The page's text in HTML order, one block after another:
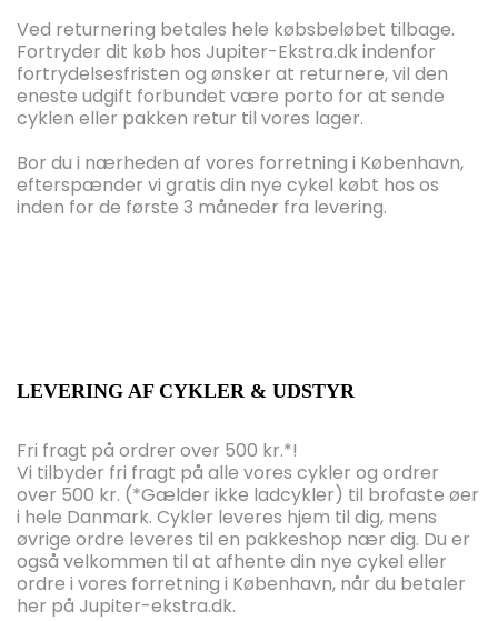
Ved returnering betales hele købsbeløbet tilbage.
Fortryder dit køb hos Jupiter-Ekstra.dk indenfor
fortrydelsesfristen og ønsker at returnere, vil den
eneste udgift forbundet være porto for at sende
cyklen eller pakken retur til vores lager.
Bor du i nærheden af vores forretning i København,
efterspænder vi gratis din nye cykel købt hos os
inden for de første 3 måneder fra levering.
LEVERING AF CYKLER & UDSTYR
Fri fragt på ordrer over 500 kr.*!
Vi tilbyder fri fragt på alle vores cykler og ordrer
over 500 kr. (*Gælder ikke ladcykler) til brofaste øer
i hele Danmark. Cykler leveres hjem til dig, mens
øvrige ordre leveres til en pakkeshop nær dig. Du er
også velkommen til at afhente din nye cykel eller
ordre i vores forretning i København, når du betaler
her på Jupiter-ekstra.dk.